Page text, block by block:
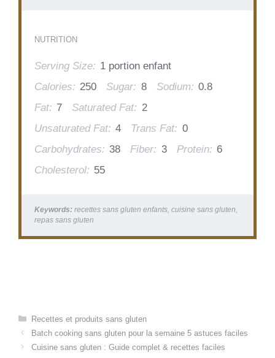
NUTRITION
Serving Size: 1 portion enfant
Calories: 250 Sugar: 8 Sodium: 0.8
Fat: 7 Saturated Fat: 2
Unsaturated Fat: 4 Trans Fat: 0
Carbohydrates: 38 Fiber: 3 Protein: 6
Cholesterol: 55
Keywords: recettes sans gluten enfants, cuisine sans gluten,
repas sans gluten
Categories
Recettes et produits sans gluten
Batch cooking sans gluten pour la semaine 5 astuces faciles
Cuisine sans gluten : Guide complet & recettes faciles